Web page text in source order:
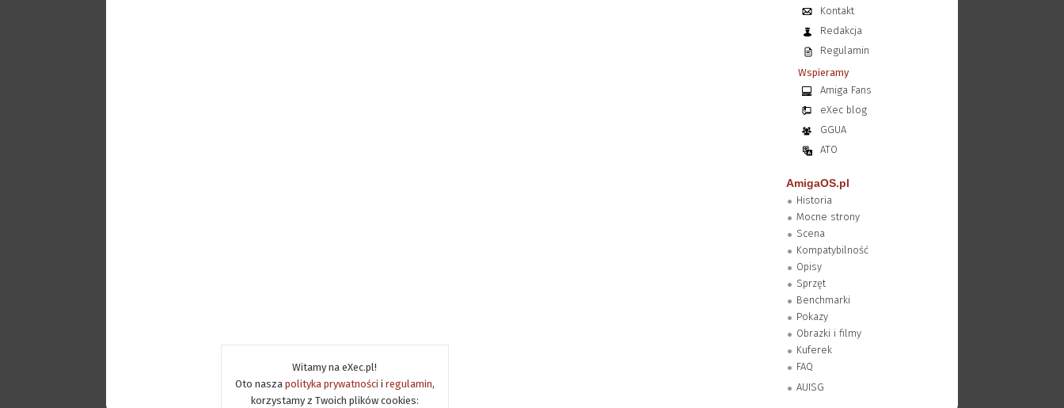
Witamy na eXec.pl!
Oto nasza polityka prywatności i regulamin,
korzystamy z Twoich plików cookies:
Kontakt
Redakcja
Regulamin
Wspieramy
Amiga Fans
eXec blog
GGUA
ATO
AmigaOS.pl
Historia
Mocne strony
Scena
Kompatybilność
Opisy
Sprzęt
Benchmarki
Pokazy
Obrazki i filmy
Kuferek
FAQ
AUISG